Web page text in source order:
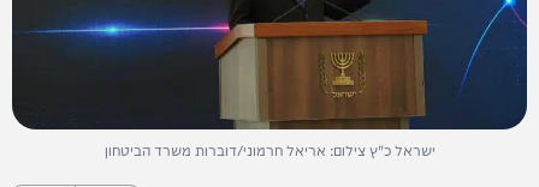
ישראל כ"ץ צילום: אריאל חרמוני/דוברות משרד הביטחון